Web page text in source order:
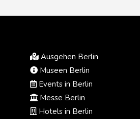
Ausgehen Berlin
Museen Berlin
Events in Berlin
Messe Berlin
Hotels in Berlin